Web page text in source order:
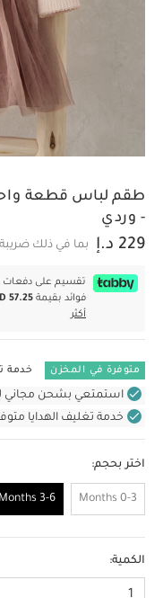
طقم لباس قطعة
- وردي
229 د.إ بما في ذلك
فوائد بقيمة 57.25.
أكثر
متوفرة في المخزن خدمة
استمتعي بشحن مجاني
خدمة تغليف الهدايا
اختر بحجم:
0-3 Months
3-6 Months
الكمية: